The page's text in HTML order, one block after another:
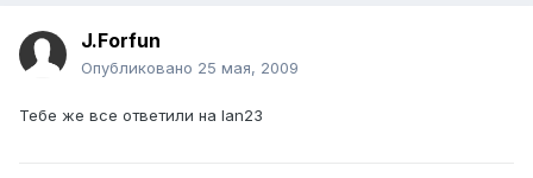
J.Forfun
Опубликовано 25 мая, 2009
Тебе же все ответили на lan23